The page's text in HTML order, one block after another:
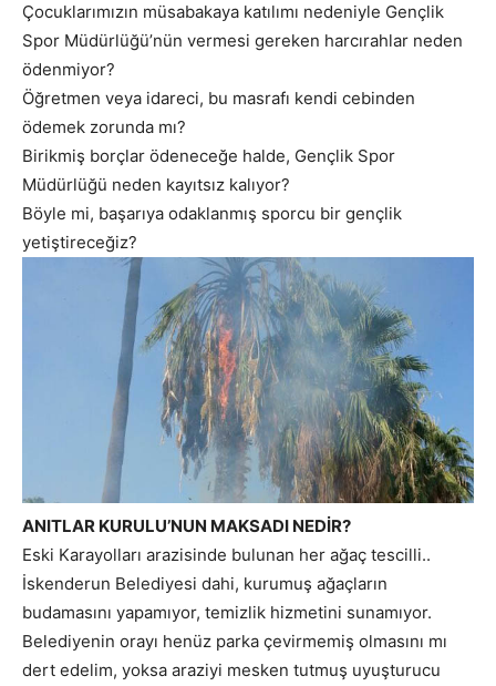
Çocuklarımızın müsabakaya katılımı nedeniyle Gençlik
Spor Müdürlüğü’nün vermesi gereken harcırahlar neden
ödenmiyor?
Öğretmen veya idareci, bu masrafı kendi cebinden
ödemek zorunda mı?
Birikmiş borçlar ödeneceğe halde, Gençlik Spor
Müdürlüğü neden kayıtsız kalıyor?
Böyle mi, başarıya odaklanmış sporcu bir gençlik
yetiştireceğiz?
ANITLAR KURULU’NUN MAKSADI NEDİR?
Eski Karayolları arazisinde bulunan her ağaç tescilli..
İskenderun Belediyesi dahi, kurumuş ağaçların
budamasını yapamıyor, temizlik hizmetini sunamıyor.
Belediyenin orayı henüz parka çevirmemiş olmasını mı
dert edelim, yoksa araziyi mesken tutmuş uyuşturucu